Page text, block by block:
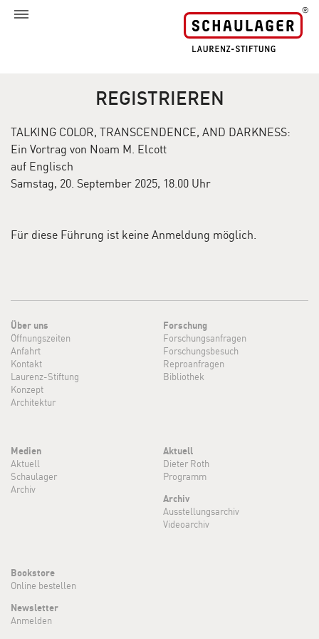
REGISTRIEREN
TALKING COLOR, TRANSCENDENCE, AND DARKNESS:
Ein Vortrag von Noam M. Elcott
auf Englisch
Samstag, 20. September 2025, 18.00 Uhr
Für diese Führung ist keine Anmeldung möglich.
Über uns
Öffnungszeiten
Anfahrt
Kontakt
Laurenz-Stiftung
Konzept
Architektur
Forschung
Forschungsanfragen
Forschungsbesuch
Reproanfragen
Bibliothek
Medien
Aktuell
Schaulager
Archiv
Aktuell
Dieter Roth
Programm
Archiv
Ausstellungsarchiv
Videoarchiv
Bookstore
Online bestellen
Newsletter
Anmelden